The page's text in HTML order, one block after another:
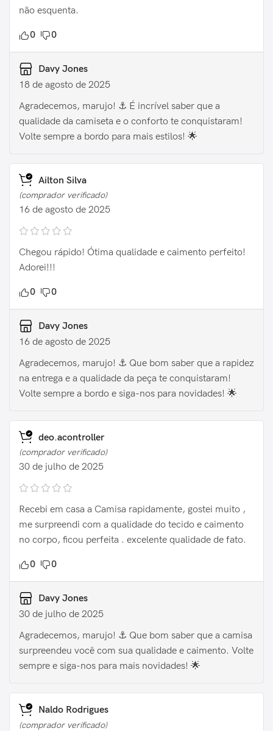
não esquenta.
0 0
Davy Jones
18 de agosto de 2025
Agradecemos, marujo! ⚓️ É incrível saber que a
qualidade da camiseta e o conforto te conquistaram!
Volte sempre a bordo para mais estilos! 🌟
Ailton Silva
(comprador verificado)
16 de agosto de 2025
Chegou rápido! Ótima qualidade e caimento perfeito!
Adorei!!!
0 0
Davy Jones
16 de agosto de 2025
Agradecemos, marujo! ⚓️ Que bom saber que a rapidez
na entrega e a qualidade da peça te conquistaram!
Volte sempre a bordo e siga-nos para novidades! 🌟
deo.acontroller
(comprador verificado)
30 de julho de 2025
Recebi em casa a Camisa rapidamente, gostei muito ,
me surpreendi com a qualidade do tecido e caimento
no corpo, ficou perfeita . excelente qualidade de fato.
0 0
Davy Jones
30 de julho de 2025
Agradecemos, marujo! ⚓️ Que bom saber que a camisa
surpreendeu você com sua qualidade e caimento. Volte
sempre e siga-nos para mais novidades! 🌟
Naldo Rodrigues
(comprador verificado)